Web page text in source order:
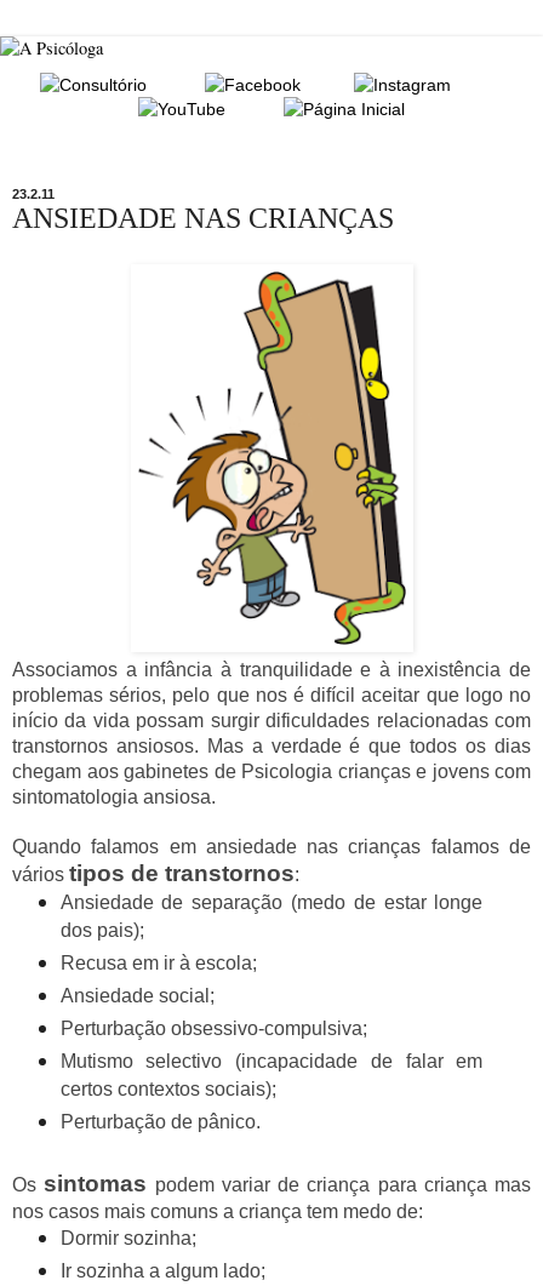
23.2.11
ANSIEDADE NAS CRIANÇAS
Associamos a infância à tranquilidade e à inexistência de
problemas sérios, pelo que nos é difícil aceitar que logo no
início da vida possam surgir dificuldades relacionadas com
transtornos ansiosos. Mas a verdade é que todos os dias
chegam aos gabinetes de Psicologia crianças e jovens com
sintomatologia ansiosa.
Quando falamos em ansiedade nas crianças falamos de
vários tipos de transtornos:
Ansiedade de separação (medo de estar longe
dos pais);
Recusa em ir à escola;
Ansiedade social;
Perturbação obsessivo-compulsiva;
Mutismo selectivo (incapacidade de falar em
certos contextos sociais);
Perturbação de pânico.
Os sintomas podem variar de criança para criança mas
nos casos mais comuns a criança tem medo de:
Dormir sozinha;
Ir sozinha a algum lado;